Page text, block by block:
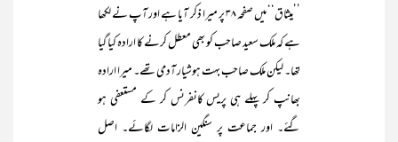
’’میثاق‘‘ میں صفحہ ۳۸ پر میرا ذکر آیا ہے اور آپ نے لکھا
ہے کہ ملک سعید صاحب کو بھی معطل کرنے کا ارادہ کیا گیا
تھا۔ لیکن ملک صاحب بہت ہوشیار آدمی تھے۔ میرا ارادہ
بھانپ کر پہلے ہی پریس کانفرنس کر کے مستعفی ہو
گئے۔ اور جماعت پر سنگین الزامات لگائے۔ اصل